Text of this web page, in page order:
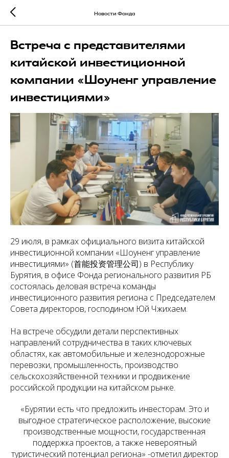
Новости Фонда
Встреча с представителями
китайской инвестиционной
компании «Шоуненг управление
инвестициями»
29 июля, в рамках официального визита китайской
инвестиционной компании «Шоуненг управление
инвестициями» (首能投资管理公司) в Республику
Бурятия, в офисе Фонда регионального развития РБ
состоялась деловая встреча команды
инвестиционного развития региона с Председателем
Совета директоров, господином Юй Чжихаем.
На встрече обсудили детали перспективных
направлений сотрудничества в таких ключевых
областях, как автомобильные и железнодорожные
перевозки, промышленность, производство
сельскохозяйственной техники и продвижение
российской продукции на китайском рынке.
«Бурятии есть что предложить инвесторам. Это и
выгодное стратегическое расположение, высокие
производственные мощности, государственная
поддержка проектов, а также невероятный
туристический потенциал региона» -отметил директор